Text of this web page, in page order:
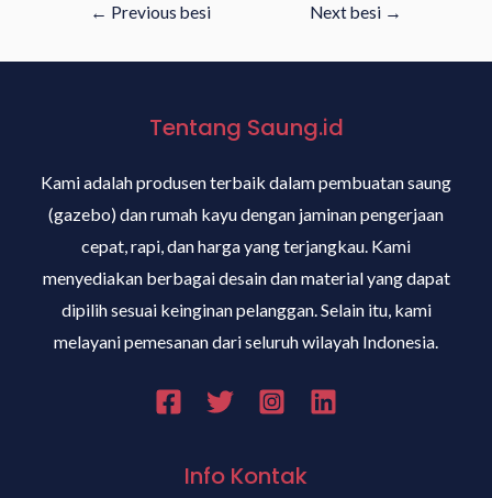
← Previous besi Next besi →
Tentang Saung.id
Kami adalah produsen terbaik dalam pembuatan saung
(gazebo) dan rumah kayu dengan jaminan pengerjaan
cepat, rapi, dan harga yang terjangkau. Kami
menyediakan berbagai desain dan material yang dapat
dipilih sesuai keinginan pelanggan. Selain itu, kami
melayani pemesanan dari seluruh wilayah Indonesia.
Info Kontak